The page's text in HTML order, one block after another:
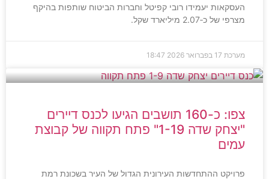
העסקאות יעמידו רובי קפיטל וחברות הביטוח שותפות בהיקף
מצרפי של כ‑2.07 מיליארד שקל.
מערכת 17 בפברואר 2026 18:47
צפו: כ-160 תושבים הגיעו לכנס דיירים
"יצחק שדה 1-19" פתח תקווה של קבוצת
עמים
פרויקט ההתחדשות העירונית הגדול של העיר בשכונת רמת